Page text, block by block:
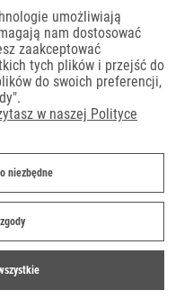
umożliwiają
nam dostosować
zaakceptować
tych plików i przejść do
do swoich preferencji,
w naszej Polityce
niezbędne